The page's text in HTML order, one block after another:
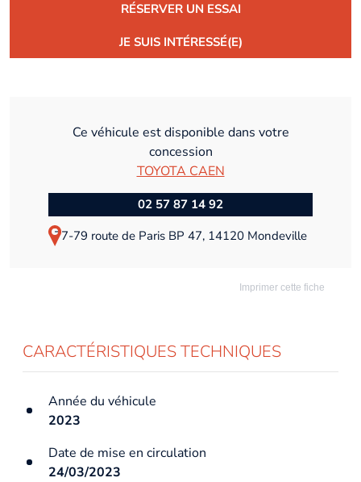
RÉSERVER UN ESSAI
JE SUIS INTÉRESSÉ(E)
Ce véhicule est disponible dans votre
concession
TOYOTA CAEN
02 57 87 14 92
77-79 route de Paris BP 47, 14120 Mondeville
Imprimer cette fiche
CARACTÉRISTIQUES TECHNIQUES
Année du véhicule
2023
Date de mise en circulation
24/03/2023